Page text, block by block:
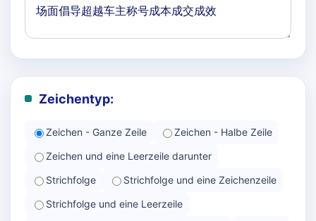
Zeichentyp:
Zeichen - Ganze Zeile
Zeichen - Halbe Zeile
Zeichen und eine Leerzeile darunter
Strichfolge
Strichfolge und eine Zeichenzeile
Strichfolge und eine Leerzeile